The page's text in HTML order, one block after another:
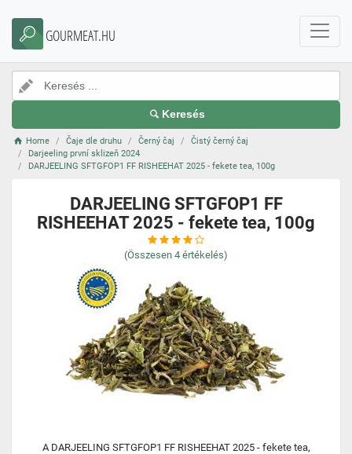
GOURMEAT.HU
Keresés
Home Čaje dle druhu Černý čaj
Čistý černý čaj
Darjeeling první sklizeň 2024
DARJEELING SFTGFOP1 FF RISHEEHAT 2025 - fekete tea, 100g
DARJEELING SFTGFOP1 FF
RISHEEHAT 2025 - fekete tea, 100g
(Összesen 4 értékelés)
A DARJEELING SFTGFOP1 FF RISHEEHAT 2025 - fekete tea,